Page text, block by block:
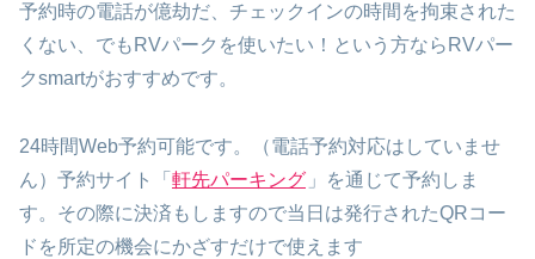
予約時の電話が億劫だ、チェックインの時間を拘束された
くない、でもRVパークを使いたい！という方ならRVパー
クsmartがおすすめです。
24時間Web予約可能です。（電話予約対応はしていませ
ん）予約サイト「 軒先パーキング 」を通じて予約しま
す。その際に決済もしますので当日は発行されたQRコー
ドを所定の機会にかざすだけで使えます